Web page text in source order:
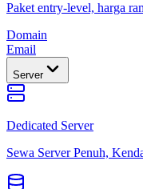
Paket entry-level, harga
Domain
Email
Server
Dedicated Server
Sewa Server Penuh,